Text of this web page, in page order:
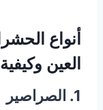
أنواع
العين
1. الصراصير